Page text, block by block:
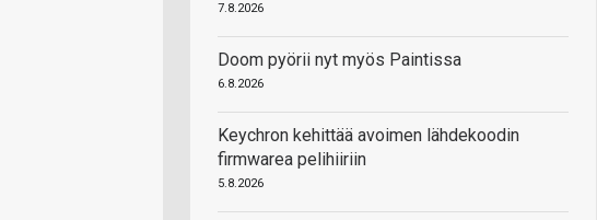
7.8.2026
Doom pyörii nyt myös Paintissa
6.8.2026
Keychron kehittää avoimen lähdekoodin
firmwarea pelihiiriin
5.8.2026